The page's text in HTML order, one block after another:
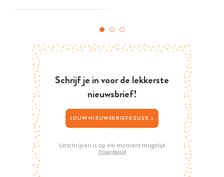
Schrijf je in voor de lekkerste
nieuwsbrief!
JOUW NIEUWSBRIEFKEUZE >
Uitschrijven is op elk moment mogelijk
Privacybeleid